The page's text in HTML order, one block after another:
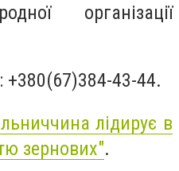
організації
+380(67)384-43-44.
лідирує в
зернових".